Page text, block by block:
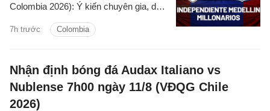
7h trước Colombia
Colombia 2026): Ý kiến chuyên gia, dự
đấu, thống kê chi tiết về hai đội.
Nhận định bóng đá Audax Italiano vs
Nublense 7h00 ngày 11/8 (VĐQG Chile
2026)